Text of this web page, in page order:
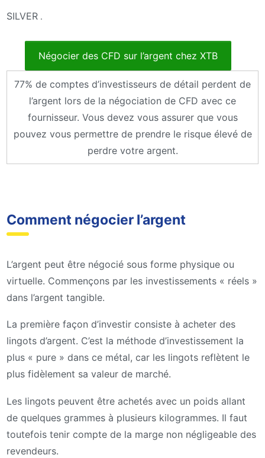
SILVER .
Négocier des CFD sur l’argent chez XTB
77% de comptes d’investisseurs de détail perdent de
l’argent lors de la négociation de CFD avec ce
fournisseur. Vous devez vous assurer que vous
pouvez vous permettre de prendre le risque élevé de
perdre votre argent.
Comment négocier l’argent
L’argent peut être négocié sous forme physique ou
virtuelle. Commençons par les investissements « réels »
dans l’argent tangible.
La première façon d’investir consiste à acheter des
lingots d’argent. C’est la méthode d’investissement la
plus « pure » dans ce métal, car les lingots reflètent le
plus fidèlement sa valeur de marché.
Les lingots peuvent être achetés avec un poids allant
de quelques grammes à plusieurs kilogrammes. Il faut
toutefois tenir compte de la marge non négligeable des
revendeurs.